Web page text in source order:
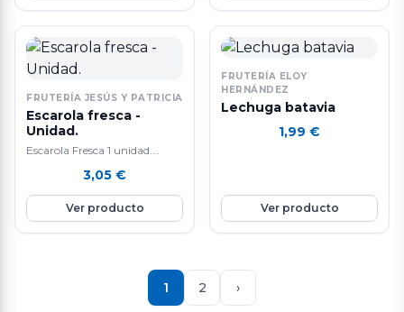
Esta fibra consigue que no
absorbamos toda la grasa de
los alimentos. Mejora nuestra
del higado.
escaso valor calorico y su gran
cantidad de hidratos de
carbono la convierten en un
alimento muy recomendable
para dietas de
adelgazamiento.
FRUTERÍA JESÚS Y PATRICIA
Escarola fresca -
Unidad.
Escarola Fresca 1 unidad.
la digestion, gracias a los
folatos, ayuda en la
produccion de globulos rojos y
globulos blancos. Mejora la
cardiovasculares y ayuda a la
3,05 €
Ver producto
FRUTERÍA ELOY
HERNÁNDEZ
Lechuga batavia
1,99 €
Ver producto
1 2 ›